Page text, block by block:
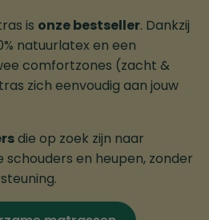
is onze bestseller. Dankzij
natuurlatex en een
comfortzones (zacht &
zich eenvoudig aan jouw
die op zoek zijn naar
en heupen, zonder